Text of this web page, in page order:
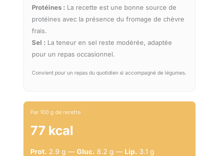
Protéines : La recette est une bonne source de
protéines avec la présence du fromage de chèvre
frais.
Sel : La teneur en sel reste modérée, adaptée
pour un repas occasionnel.
Convient pour un repas du quotidien si accompagné de légumes.
Par 100 g de recette
77 kcal
Prot. 2.9 g — Gluc. 8.2 g — Lip. 3.1 g